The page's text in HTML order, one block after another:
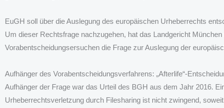
EuGH soll über die Auslegung des europäischen Urheberrechts
Um dieser Rechtsfrage nachzugehen, hat das Landgericht
Vorabentscheidungsersuchen die Frage zur Auslegung der
Aufhänger des Vorabentscheidungsverfahrens: „Afterlife“-
Aufhänger der Frage war das Urteil des BGH aus dem Jahr 2016.
Urheberrechtsverletzung durch Filesharing ist nicht zwingend,